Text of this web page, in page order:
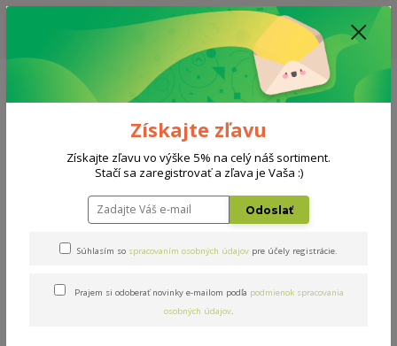
ZĽAVA: VŠETKY VYSTAVENÉ POSTELE ZA 400€ - CENA MATRACU A ROŠTU
PODĽA VÝBERU / DODACIA LEHOTA JE AKTUÁLNE 10-15 PRACOVNÝCH
Menu
0908 777 700 Po-So: 10-18 hod.
0
Matrace Viscogreen lux parnter 160x200cm
Viscogreen lux parnter
160x200cm
Získajte zľavu
Získajte zľavu vo výške 5% na celý náš sortiment.
Stačí sa zaregistrovať a zľava je Vaša :)
Odoslať
Súhlasím so spracovaním osobných údajov pre účely registrácie.
Prajem si odoberať novinky e-mailom podľa podmienok spracovania
osobných údajov.